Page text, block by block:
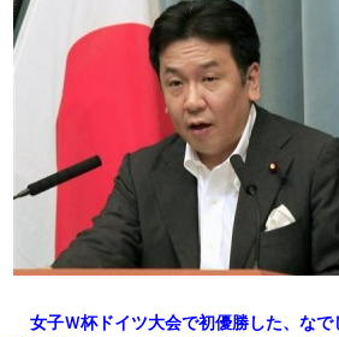
女子Ｗ杯ドイツ大会で初優勝した、な